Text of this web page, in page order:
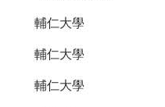
輔仁大學
輔仁大學
輔仁大學